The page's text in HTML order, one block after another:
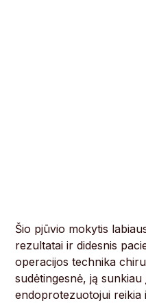
Šio pjūvio mokytis
rezultatai ir didesnis
operacijos technika
sudėtingesnė, ją
endoprotezuotojui reikia